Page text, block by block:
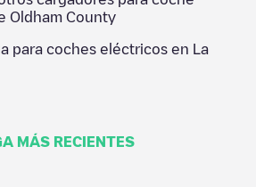
Oldham County
para coches eléctricos en
La
MÁS RECIENTES